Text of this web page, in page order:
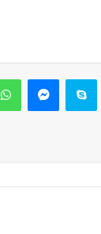
سكايب